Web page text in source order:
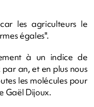
les agriculteurs le
égales".
à un indice de
an, et en plus nous
les molécules pour
Gaël Dijoux.